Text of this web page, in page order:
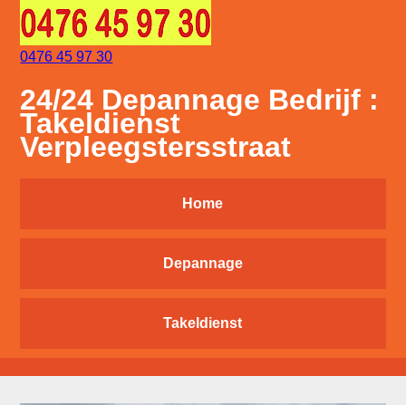
0476 45 97 30
24/24 Depannage Bedrijf :
Takeldienst
Verpleegstersstraat
Home
Depannage
Takeldienst